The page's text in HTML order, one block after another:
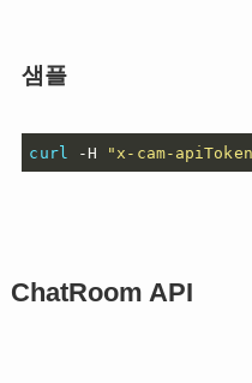
샘플
curl -H "x-cam-
ChatRoom API